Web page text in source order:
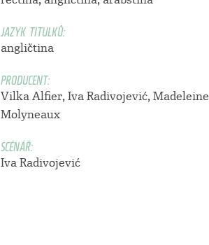
JAZYK TITULKŮ:
angličtina
PRODUCENT:
Vilka Alfier,Iva Radivojević,Madeleine
Molyneaux
SCÉNÁŘ:
Iva Radivojević